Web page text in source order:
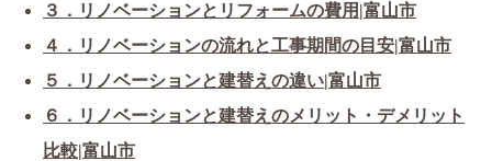
３．リノベーションとリフォームの費用|富山市
４．リノベーションの流れと工事期間の目安|富山市
５．リノベーションと建替えの違い|富山市
６．リノベーションと建替えのメリット・デメリット
比較|富山市